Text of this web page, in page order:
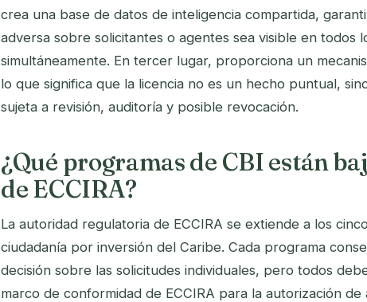
crea una base de datos de inteligencia compartida,
adversa sobre solicitantes o agentes sea visible en todos
simultáneamente. En tercer lugar, proporciona un
lo que significa que la licencia no es un hecho puntual,
sujeta a revisión, auditoría y posible revocación.
¿Qué programas de CBI están
de ECCIRA?
La autoridad regulatoria de ECCIRA se extiende a los
ciudadanía por inversión del Caribe. Cada programa
decisión sobre las solicitudes individuales, pero todos
marco de conformidad de ECCIRA para la autorización